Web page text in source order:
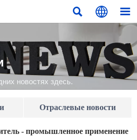
  
новостях здесь.
Отраслевые новости
- промышленное применение